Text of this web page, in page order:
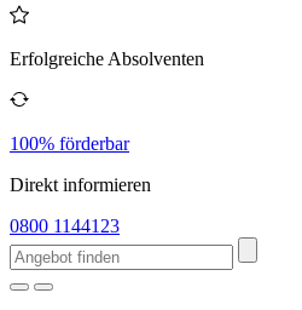
Erfolgreiche Absolventen
100% förderbar
Direkt informieren
0800 1144123